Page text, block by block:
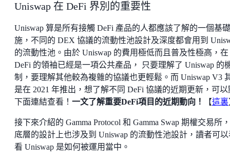
Uniswap 在 DeFi 界別的重要性
Uniswap 算是所有接觸 DeFi 產品的人都應該了解的一個基
施，不同的 DEX 協議的流動性池設計及深度都會用到
的流動性池。由於 Uniswap 的費用極低而且普及性極高，在
DeFi 的領袖已經是一項公共產品， 只要理解了 Uniswap 的
制，要理解其他較為複雜的協議也更輕鬆。而 Uniswap V3
是在 2021 年推出，想了解不同 DeFi 協議的近期更新，可以
下面連結查看！ 一文了解重要DeFi項目的近期動向！ 【這裏
接下來介紹的 Gamma Protocol 和 Gamma Swap 期權交易所
底層的設計上也涉及到 Uniswap 的流動性池設計，讀者可
看 Uniswap 是如何被運用當中。